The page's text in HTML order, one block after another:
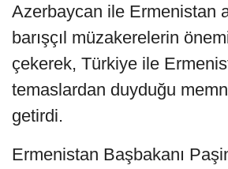
Azerbaycan ile Ermenistan
barışçıl müzakerelerin
çekerek, Türkiye ile
temaslardan duyduğu
getirdi.
Ermenistan Başbakanı